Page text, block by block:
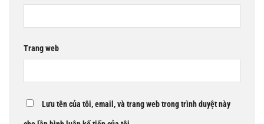
Trang web
Lưu tên của tôi, email, và trang web trong trình duyệt này